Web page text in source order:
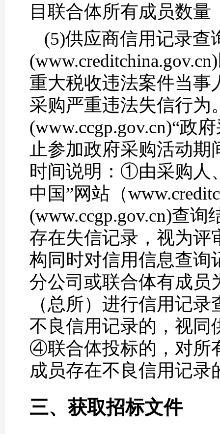
目联合体所有成员数
(5)供应商信用记录查
重大税收违法案件当事
采购严重违法失信行为
(www.ccgp.gov.cn)“政
止参加政府采购活动
时间说明：①由采购人
中国”网站（
(www.ccgp.gov.cn)查
存在失信记录，视为
构同时对信用信息查
分公司或联合体有成员
（总所）进行信用记
不良信用记录的，视同
④联合体投标的，对所
成员存在不良信用记
三、获取招标文件